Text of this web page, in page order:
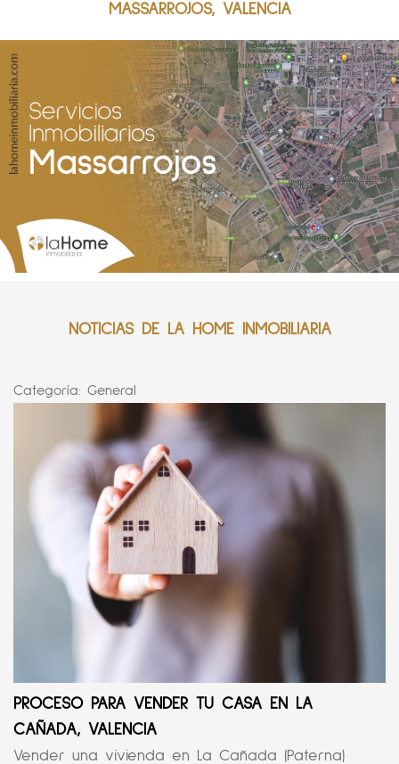
MASSARROJOS, VALENCIA
NOTICIAS DE LA HOME INMOBILIARIA
Categoría: General
PROCESO PARA VENDER TU CASA EN LA
CAÑADA, VALENCIA
Vender una vivienda en La Cañada (Paterna)